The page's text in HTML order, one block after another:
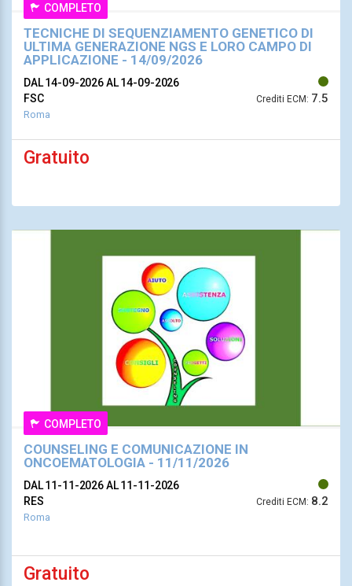
COMPLETO
TECNICHE DI SEQUENZIAMENTO GENETICO DI
ULTIMA GENERAZIONE NGS E LORO CAMPO DI
APPLICAZIONE - 14/09/2026
DAL 14-09-2026AL 14-09-2026
FSC
Crediti ECM: 7.5
Roma
Gratuito
COMPLETO
COUNSELING E COMUNICAZIONE IN
ONCOEMATOLOGIA - 11/11/2026
DAL 11-11-2026AL 11-11-2026
RES
Crediti ECM: 8.2
Roma
Gratuito